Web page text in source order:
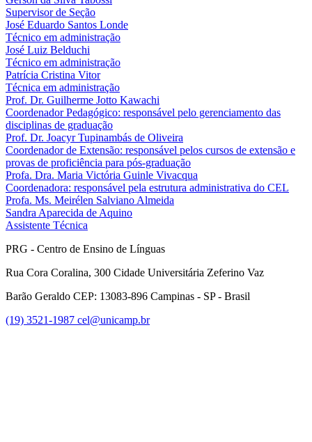
Supervisor de Seção
José Eduardo Santos Londe
Técnico em administração
José Luiz Belduchi
Técnico em administração
Patrícia Cristina Vitor
Técnica em administração
Prof. Dr. Guilherme Jotto Kawachi
Coordenador Pedagógico: responsável pelo gerenciamento das
disciplinas de graduação
Prof. Dr. Joacyr Tupinambás de Oliveira
Coordenador de Extensão: responsável pelos cursos de extensão e
provas de proficiência para pós-graduação
Profa. Dra. Maria Victória Guinle Vivacqua
Coordenadora: responsável pela estrutura administrativa do CEL
Profa. Ms. Meirélen Salviano Almeida
Sandra Aparecida de Aquino
Assistente Técnica
PRG - Centro de Ensino de Línguas
Rua Cora Coralina, 300 Cidade Universitária Zeferino Vaz
Barão Geraldo CEP: 13083-896 Campinas - SP - Brasil
(19) 3521-1987 cel@unicamp.br